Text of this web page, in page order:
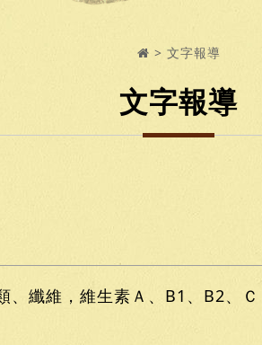
文字報導
文字報導
纖維，維生素Ａ、B1、B2、Ｃ